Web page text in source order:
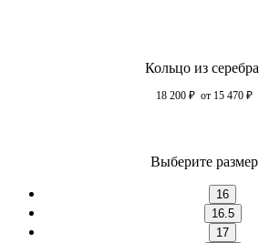
Кольцо из серебра
18 200 ₽ от 15 470 ₽
Выберите размер
16
16.5
17